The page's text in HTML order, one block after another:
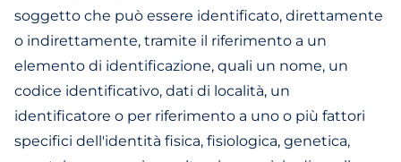
soggetto che può essere identificato, direttamente
o indirettamente, tramite il riferimento a un
elemento di identificazione, quali un nome, un
codice identificativo, dati di località, un
identificatore o per riferimento a uno o più fattori
specifici dell'identità fisica, fisiologica, genetica,